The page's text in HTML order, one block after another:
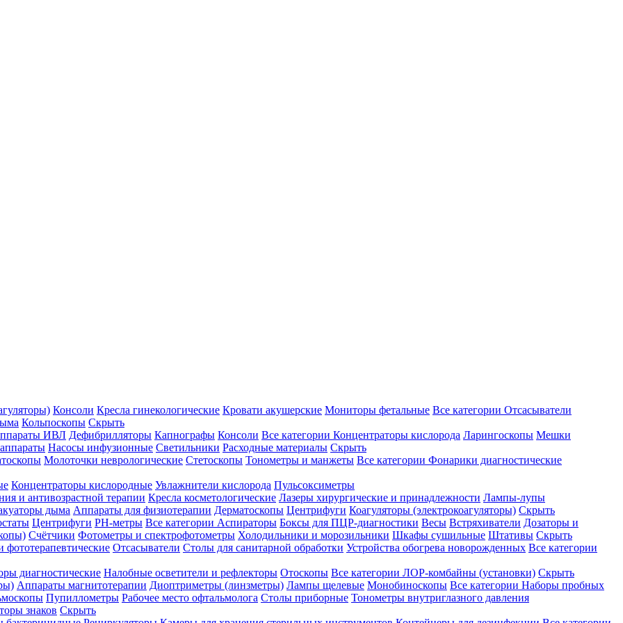
Консоли Кресла гинекологические Кровати акушерские Мониторы фетальные Все категории Отсасыватели
Кольпоскопы Скрыть
ИВЛ Дефибрилляторы Капнографы Консоли Все категории Концентраторы кислорода Ларингоскопы Мешки
Насосы инфузионные Светильники Расходные материалы Скрыть
Молоточки неврологические Стетоскопы Тонометры и манжеты Все категории Фонарики диагностические
Концентраторы кислородные Увлажнители кислорода Пульсоксиметры
и антивозрастной терапии Кресла косметологические Лазеры хирургические и принадлежности Лампы-лупы
дыма Аппараты для физиотерапии Дерматоскопы Центрифуги Коагуляторы (электрокоагуляторы) Скрыть
Центрифуги PH-метры Все категории Аспираторы Боксы для ПЦР-диагностики Весы Встряхиватели Дозаторы и
Счётчики Фотометры и спектрофотометры Холодильники и морозильники Шкафы сушильные Штативы Скрыть
фототерапевтические Отсасыватели Столы для санитарной обработки Устройства обогрева новорожденных Все категории
диагностические Налобные осветители и рефлекторы Отоскопы Все категории ЛОР-комбайны (установки) Скрыть
Аппараты магнитотерапии Диоптриметры (линзметры) Лампы щелевые Монобиноскопы Все категории Наборы пробных
Пупиллометры Рабочее место офтальмолога Столы приборные Тонометры внутриглазного давления
знаков Скрыть